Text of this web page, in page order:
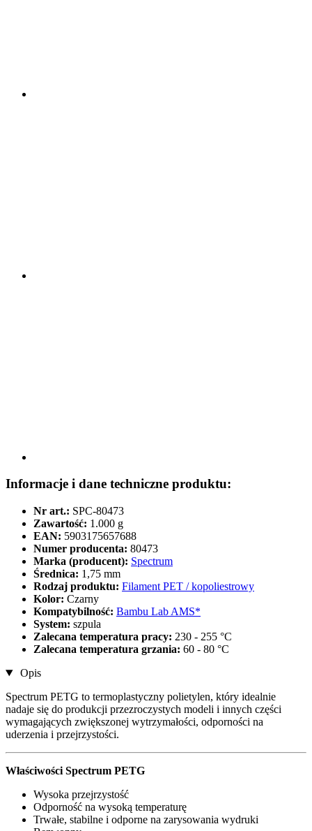
Informacje i dane techniczne produktu:
Nr art.: SPC-80473
Zawartość: 1.000 g
EAN: 5903175657688
Numer producenta: 80473
Marka (producent): Spectrum
Średnica: 1,75 mm
Rodzaj produktu: Filament PET / kopoliestrowy
Kolor: Czarny
Kompatybilność: Bambu Lab AMS*
System: szpula
Zalecana temperatura pracy: 230 - 255 °C
Zalecana temperatura grzania: 60 - 80 °C
Opis
Spectrum PETG to termoplastyczny polietylen, który idealnie
nadaje się do produkcji przezroczystych modeli i innych części
wymagających zwiększonej wytrzymałości, odporności na
uderzenia i przejrzystości.
Właściwości Spectrum PETG
Wysoka przejrzystość
Odporność na wysoką temperaturę
Trwałe, stabilne i odporne na zarysowania wydruki